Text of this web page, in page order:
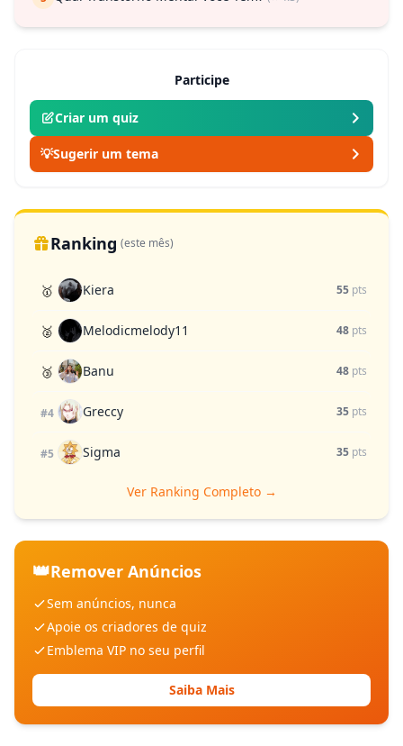
Participe
Criar um quiz
💡Sugerir um tema
Ranking (este mês)
🥇 Kiera 55 pts
🥈 Melodicmelody11 48 pts
🥉 Banu 48 pts
#4 Greccy 35 pts
#5 Sigma 35 pts
Ver Ranking Completo →
👑Remover Anúncios
Sem anúncios, nunca
Apoie os criadores de quiz
Emblema VIP no seu perfil
Saiba Mais